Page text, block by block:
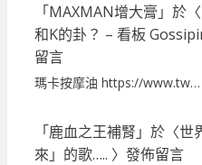
「MAXMAN增大膏 」於〈
和K的卦？ – 看板
留言
瑪卡按摩油 https://www.tw…
「鹿血之王補腎 」於〈世
來」的歌….. 〉發佈留言